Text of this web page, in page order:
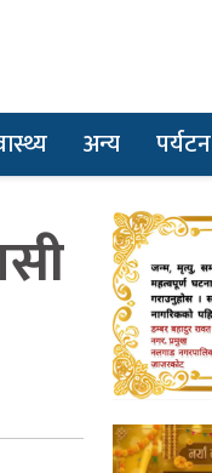
अन्य पर्यटन